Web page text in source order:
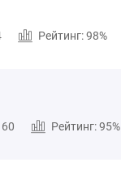
Рейтинг: 98%
Рейтинг: 95%